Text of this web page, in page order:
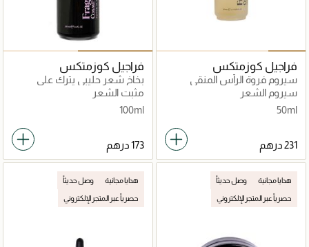
فراجيل كوزمتكس
سيروم فروة الرأس المنقي
والمعزز للقوة
سيروم الشعر
50ml
فراجيل كوزمتكس
بخاخ شعر حليبي يترك على
الشعر للتفكيك وتنشيط الشعر
مثبت الشعر
100ml
هدايا مجانية وصل حديثاً
حصرياً عبر المتجر الإلكتروني
هدايا مجانية وصل حديثاً
حصرياً عبر المتجر الإلكتروني